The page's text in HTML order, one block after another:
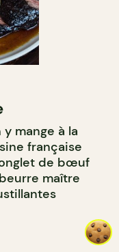
mange à la
française
de bœuf
maître